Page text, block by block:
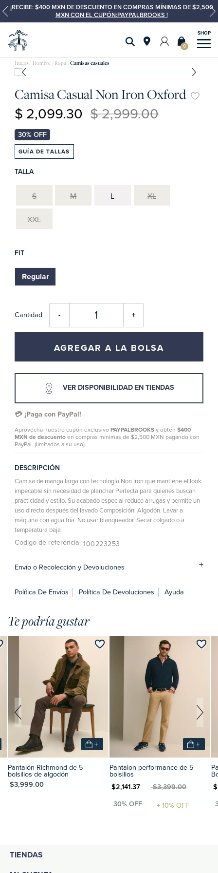
¡RECIBE: $400 MXN DE DESCUENTO EN COMPRAS MÍNIMAS DE $2,500
MXN CON EL CUPÓN:PAYPALBROOKS !
0
Hombre Ropa Camisas casuales
Camisa Casual Non Iron Oxford
$ 2,999.00
$ 2,099.30
GUÍA DE TALLAS
TALLA
L
M
S XL
XXL
FIT
Regular
Cantidad +
-
AGREGAR A LA BOLSA
VER DISPONIBILIDAD EN TIENDAS
💳 ¡Paga con PayPal!
Aprovecha nuestro cupón exclusivo PAYPALBROOKS y obtén $400
MXN de descuento en compras mínimas de $2,500 MXN pagando con
PayPal. (limitados a su uso).
DESCRIPCIÓN
Camisa de manga larga con tecnología Non Iron que mantiene el look
impecable sin necesidad de planchar Perfecta para quienes buscan
practicidad y estilo. Su acabado especial reduce arrugas y permite un
uso directo después del lavado Composición: Algodón. Lavar a
máquina con agua fría. No usar blanqueador. Secar colgado o a
temperatura baja
Codigo de referencia: 100223253
Envío o Recolección y Devoluciones
Política De Envíos Política De Devoluciones Ayuda
Te podría gustar
+
Pantalón Richmond de 5
bolsillos de algodón
$3,999.00
+
Pantalon performance de 5
bolsillos
MXN $2,141.37MXN $3,399.00
MXN
TIENDAS